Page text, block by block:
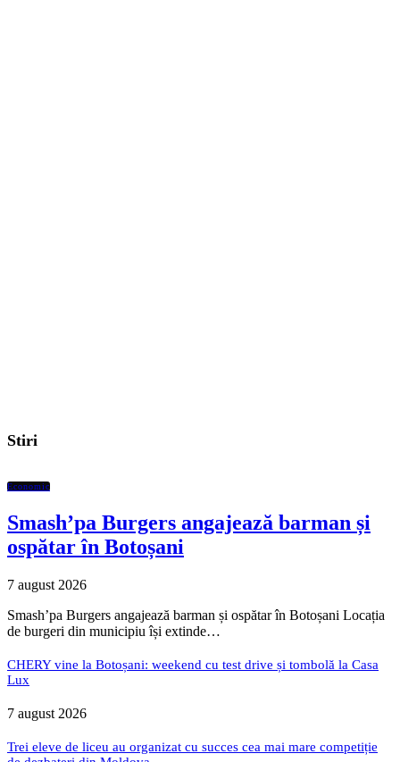
Stiri
Economic
Smash’pa Burgers angajează barman și
ospătar în Botoșani
7 august 2026
Smash’pa Burgers angajează barman și ospătar în Botoșani Locația
de burgeri din municipiu își extinde…
CHERY vine la Botoșani: weekend cu test drive și tombolă la Casa
Lux
7 august 2026
Trei eleve de liceu au organizat cu succes cea mai mare competiție